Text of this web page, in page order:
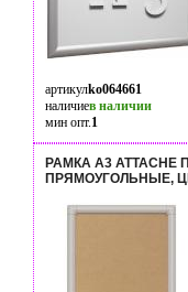
артикулko064661
наличиев наличии
мин опт.1
РАМКА A3
ПРЯМОУГОЛЬНЫЕ,